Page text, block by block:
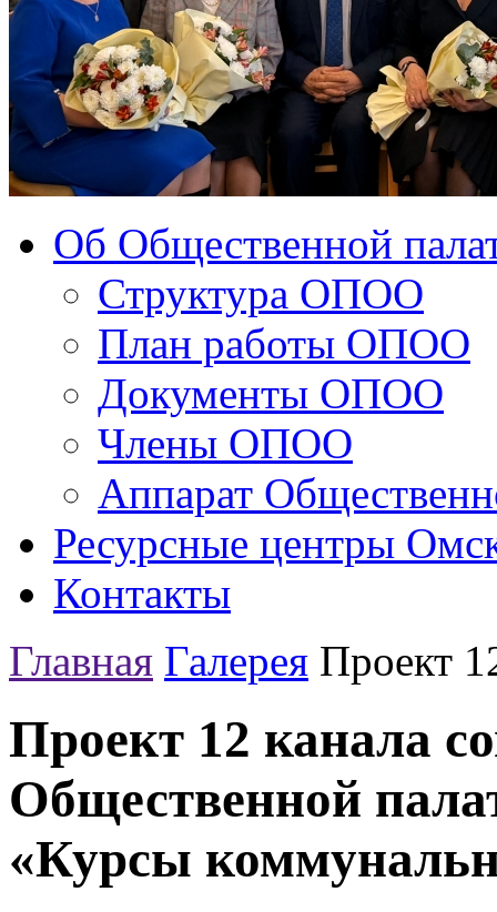
Об Общественной
Структура ОПОО
План работы ОПОО
Документы ОПОО
Члены ОПОО
Аппарат
Ресурсные центры
Контакты
Главная Галерея Проект
Проект 12 канала
Общественной
«Курсы